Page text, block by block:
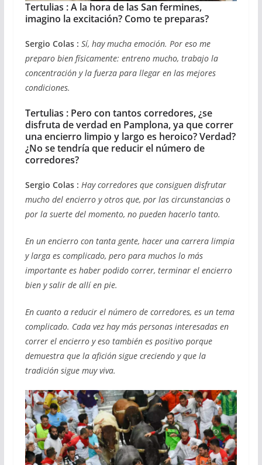
Tertulias : A la hora de las San fermines,
imagino la excitación? Como te preparas?
Sergio Colas : Sí, hay mucha emoción. Por eso me
preparo bien físicamente: entreno mucho, trabajo la
concentración y la fuerza para llegar en las mejores
condiciones.
Tertulias : Pero con tantos corredores, ¿se
disfruta de verdad en Pamplona, ya que correr
una encierro limpio y largo es heroico? Verdad?
¿No se tendría que reducir el número de
corredores?
Sergio Colas : Hay corredores que consiguen disfrutar
mucho del encierro y otros que, por las circunstancias o
por la suerte del momento, no pueden hacerlo tanto.
En un encierro con tanta gente, hacer una carrera limpia
y larga es complicado, pero para muchos lo más
importante es haber podido correr, terminar el encierro
bien y salir de allí en pie.
En cuanto a reducir el número de corredores, es un tema
complicado. Cada vez hay más personas interesadas en
correr el encierro y eso también es positivo porque
demuestra que la afición sigue creciendo y que la
tradición sigue muy viva.